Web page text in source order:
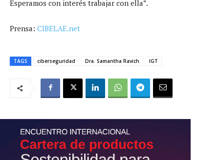
Esperamos con interés trabajar con ella”.
Prensa: CIBELAE.net
TAGS ciberseguridad Dra. Samantha Ravich IGT